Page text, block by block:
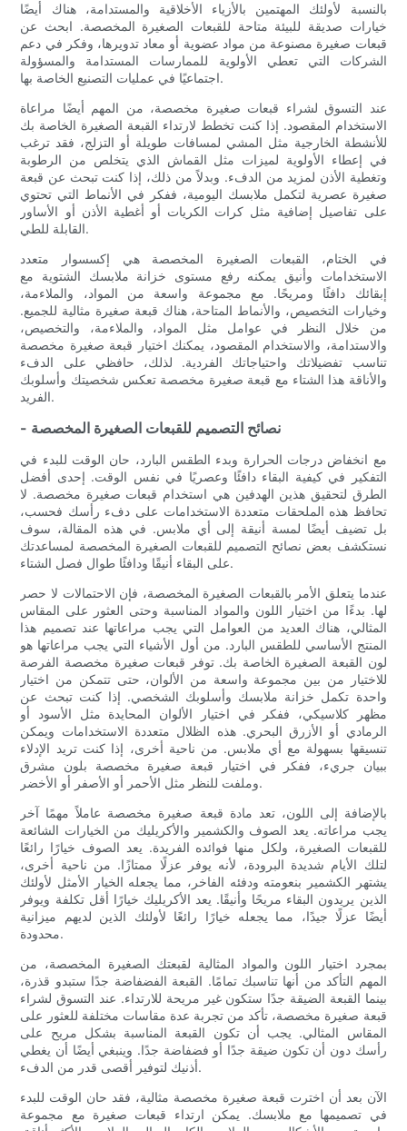
بالنسبة لأولئك المهتمين بالأزياء الأخلاقية والمستدامة، هناك أيضًا
خيارات صديقة للبيئة متاحة للقبعات الصغيرة المخصصة. ابحث عن
قبعات صغيرة مصنوعة من مواد عضوية أو معاد تدويرها، وفكر في دعم
الشركات التي تعطي الأولوية للممارسات المستدامة والمسؤولة
اجتماعيًا في عمليات التصنيع الخاصة بها.
عند التسوق لشراء قبعات صغيرة مخصصة، من المهم أيضًا مراعاة
الاستخدام المقصود. إذا كنت تخطط لارتداء القبعة الصغيرة الخاصة بك
للأنشطة الخارجية مثل المشي لمسافات طويلة أو التزلج، فقد ترغب
في إعطاء الأولوية لميزات مثل القماش الذي يتخلص من الرطوبة
وتغطية الأذن لمزيد من الدفء. وبدلاً من ذلك، إذا كنت تبحث عن قبعة
صغيرة عصرية لتكمل ملابسك اليومية، ففكر في الأنماط التي تحتوي
على تفاصيل إضافية مثل كرات الكريات أو أغطية الأذن أو الأساور
القابلة للطي.
في الختام، القبعات الصغيرة المخصصة هي إكسسوار متعدد
الاستخدامات وأنيق يمكنه رفع مستوى خزانة ملابسك الشتوية مع
إبقائك دافئًا ومريحًا. مع مجموعة واسعة من المواد، والملاءمة،
وخيارات التخصيص، والأنماط المتاحة، هناك قبعة صغيرة مثالية للجميع.
من خلال النظر في عوامل مثل المواد، والملاءمة، والتخصيص،
والاستدامة، والاستخدام المقصود، يمكنك اختيار قبعة صغيرة مخصصة
تناسب تفضيلاتك واحتياجاتك الفردية. لذلك، حافظي على الدفء
والأناقة هذا الشتاء مع قبعة صغيرة مخصصة تعكس شخصيتك وأسلوبك
الفريد.
- نصائح التصميم للقبعات الصغيرة المخصصة
مع انخفاض درجات الحرارة وبدء الطقس البارد، حان الوقت للبدء في
التفكير في كيفية البقاء دافئًا وعصريًا في نفس الوقت. إحدى أفضل
الطرق لتحقيق هذين الهدفين هي استخدام قبعات صغيرة مخصصة. لا
تحافظ هذه الملحقات متعددة الاستخدامات على دفء رأسك فحسب،
بل تضيف أيضًا لمسة أنيقة إلى أي ملابس. في هذه المقالة، سوف
نستكشف بعض نصائح التصميم للقبعات الصغيرة المخصصة لمساعدتك
على البقاء أنيقًا ودافئًا طوال فصل الشتاء.
عندما يتعلق الأمر بالقبعات الصغيرة المخصصة، فإن الاحتمالات لا حصر
لها. بدءًا من اختيار اللون والمواد المناسبة وحتى العثور على المقاس
المثالي، هناك العديد من العوامل التي يجب مراعاتها عند تصميم هذا
المنتج الأساسي للطقس البارد. من أول الأشياء التي يجب مراعاتها هو
لون القبعة الصغيرة الخاصة بك. توفر قبعات صغيرة مخصصة الفرصة
للاختيار من بين مجموعة واسعة من الألوان، حتى تتمكن من اختيار
واحدة تكمل خزانة ملابسك وأسلوبك الشخصي. إذا كنت تبحث عن
مظهر كلاسيكي، ففكر في اختيار الألوان المحايدة مثل الأسود أو
الرمادي أو الأزرق البحري. هذه الظلال متعددة الاستخدامات ويمكن
تنسيقها بسهولة مع أي ملابس. من ناحية أخرى، إذا كنت تريد الإدلاء
ببيان جريء، ففكر في اختيار قبعة صغيرة مخصصة بلون مشرق
وملفت للنظر مثل الأحمر أو الأصفر أو الأخضر.
بالإضافة إلى اللون، تعد مادة قبعة صغيرة مخصصة عاملاً مهمًا آخر
يجب مراعاته. يعد الصوف والكشمير والأكريليك من الخيارات الشائعة
للقبعات الصغيرة، ولكل منها فوائده الفريدة. يعد الصوف خيارًا رائعًا
لتلك الأيام شديدة البرودة، لأنه يوفر عزلًا ممتازًا. من ناحية أخرى،
يشتهر الكشمير بنعومته ودفئه الفاخر، مما يجعله الخيار الأمثل لأولئك
الذين يريدون البقاء مريحًا وأنيقًا. يعد الأكريليك خيارًا أقل تكلفة ويوفر
أيضًا عزلًا جيدًا، مما يجعله خيارًا رائعًا لأولئك الذين لديهم ميزانية
محدودة.
بمجرد اختيار اللون والمواد المثالية لقبعتك الصغيرة المخصصة، من
المهم التأكد من أنها تناسبك تمامًا. القبعة الفضفاضة جدًا ستبدو قذرة،
بينما القبعة الضيقة جدًا ستكون غير مريحة للارتداء. عند التسوق لشراء
قبعة صغيرة مخصصة، تأكد من تجربة عدة مقاسات مختلفة للعثور على
المقاس المثالي. يجب أن تكون القبعة المناسبة بشكل مريح على
رأسك دون أن تكون ضيقة جدًا أو فضفاضة جدًا. وينبغي أيضًا أن يغطي
أذنيك لتوفير أقصى قدر من الدفء.
الآن بعد أن اخترت قبعة صغيرة مخصصة مثالية، فقد حان الوقت للبدء
في تصميمها مع ملابسك. يمكن ارتداء قبعات صغيرة مع مجموعة